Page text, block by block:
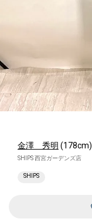
金澤 秀明 (178cm)
SHIPS 西宮ガーデンズ店
SHIPS